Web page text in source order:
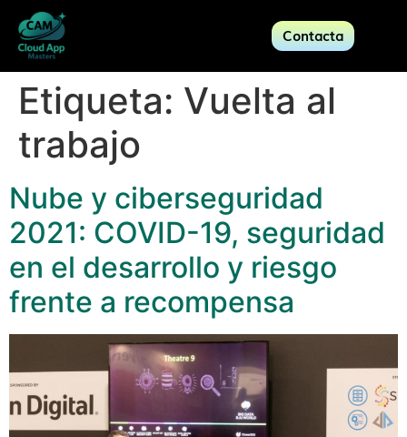
Contacta
Etiqueta: Vuelta al
trabajo
Nube y ciberseguridad
2021: COVID-19, seguridad
en el desarrollo y riesgo
frente a recompensa